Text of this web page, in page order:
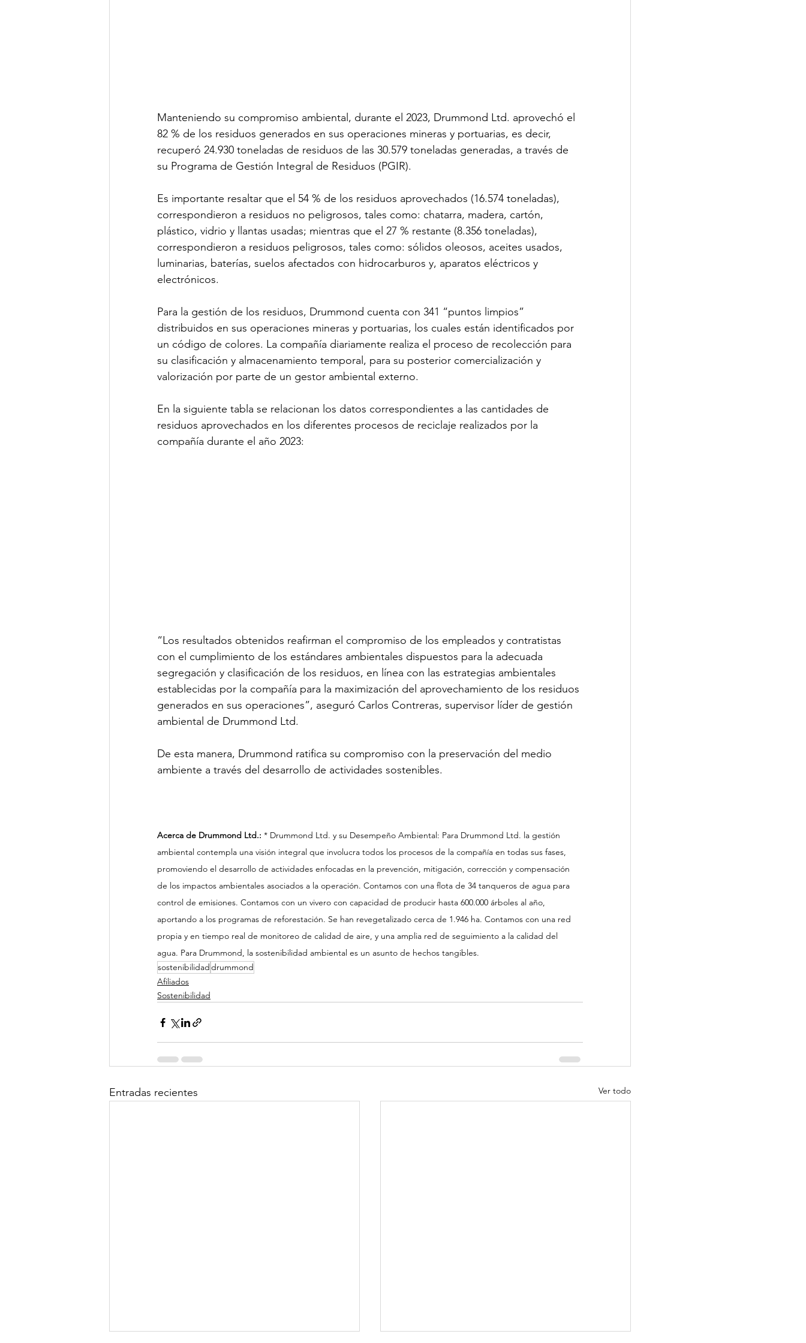
Manteniendo su compromiso ambiental, durante el 2023, Drummond Ltd. aprovechó el
82 % de los residuos generados en sus operaciones mineras y portuarias, es decir,
recuperó 24.930 toneladas de residuos de las 30.579 toneladas generadas, a través de
su Programa de Gestión Integral de Residuos (PGIR).
Es importante resaltar que el 54 % de los residuos aprovechados (16.574 toneladas),
correspondieron a residuos no peligrosos, tales como: chatarra, madera, cartón,
plástico, vidrio y llantas usadas; mientras que el 27 % restante (8.356 toneladas),
correspondieron a residuos peligrosos, tales como: sólidos oleosos, aceites usados,
luminarias, baterías, suelos afectados con hidrocarburos y, aparatos eléctricos y
electrónicos.
Para la gestión de los residuos, Drummond cuenta con 341 “puntos limpios”
distribuidos en sus operaciones mineras y portuarias, los cuales están identificados por
un código de colores. La compañía diariamente realiza el proceso de recolección para
su clasificación y almacenamiento temporal, para su posterior comercialización y
valorización por parte de un gestor ambiental externo.
En la siguiente tabla se relacionan los datos correspondientes a las cantidades de
residuos aprovechados en los diferentes procesos de reciclaje realizados por la
compañía durante el año 2023:
“Los resultados obtenidos reafirman el compromiso de los empleados y contratistas
con el cumplimiento de los estándares ambientales dispuestos para la adecuada
segregación y clasificación de los residuos, en línea con las estrategias ambientales
establecidas por la compañía para la maximización del aprovechamiento de los residuos
generados en sus operaciones”, aseguró Carlos Contreras, supervisor líder de gestión
ambiental de Drummond Ltd.
De esta manera, Drummond ratifica su compromiso con la preservación del medio
ambiente a través del desarrollo de actividades sostenibles.
Acerca de Drummond Ltd.: * Drummond Ltd. y su Desempeño Ambiental: Para Drummond Ltd. la gestión
ambiental contempla una visión integral que involucra todos los procesos de la compañía en todas sus fases,
promoviendo el desarrollo de actividades enfocadas en la prevención, mitigación, corrección y compensación
de los impactos ambientales asociados a la operación. Contamos con una flota de 34 tanqueros de agua para
control de emisiones. Contamos con un vivero con capacidad de producir hasta 600.000 árboles al año,
aportando a los programas de reforestación. Se han revegetalizado cerca de 1.946 ha. Contamos con una red
propia y en tiempo real de monitoreo de calidad de aire, y una amplia red de seguimiento a la calidad del
agua. Para Drummond, la sostenibilidad ambiental es un asunto de hechos tangibles.
sostenibilidaddrummond
Afiliados
Sostenibilidad
Entradas recientes Ver todo